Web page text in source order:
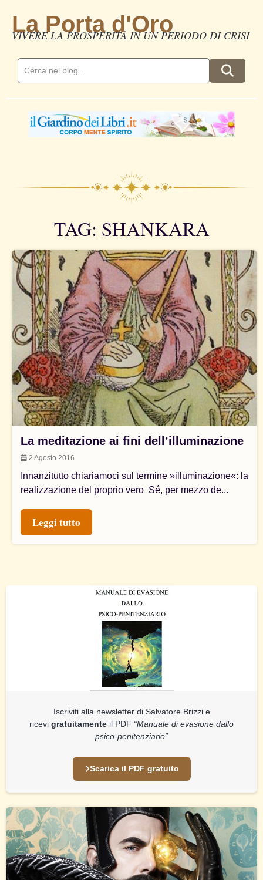
La Porta d'Oro
VIVERE LA PROSPERITÀ IN UN PERIODO DI CRISI
TAG: SHANKARA
Iscriviti alla newsletter di Salvatore Brizzi e
ricevi gratuitamente il PDF “Manuale di evasione dallo
psico-penitenziario”
Scarica il PDF gratuito
La meditazione ai fini dell’illuminazione
2 Agosto 2016
Innanzitutto chiariamoci sul termine »illuminazione«: la
realizzazione del proprio vero Sé, per mezzo de...
Leggi tutto